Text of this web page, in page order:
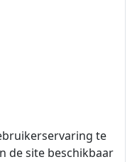
te
de site beschikbaar